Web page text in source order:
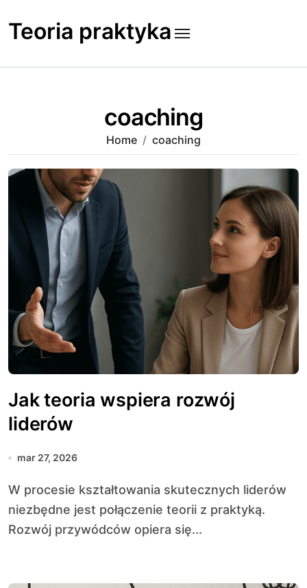
to
content
Teoria praktyka
coaching
Home coaching
Jak teoria wspiera rozwój
liderów
mar 27, 2026
W procesie kształtowania skutecznych liderów
niezbędne jest połączenie teorii z praktyką.
Rozwój przywódców opiera się...